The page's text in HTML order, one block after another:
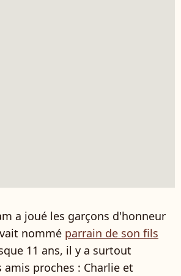
a joué les garçons d'honneur
nommé parrain de son fils
11 ans, il y a surtout
proches : Charlie et